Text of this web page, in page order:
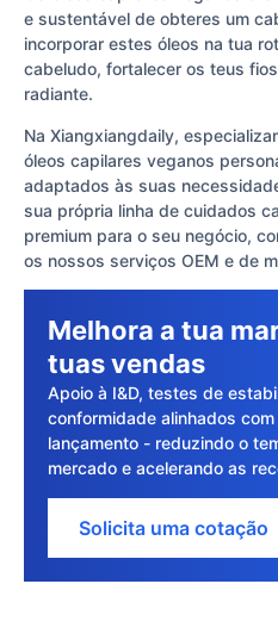
e sustentável de obteres um
incorporar estes óleos na tua
cabeludo, fortalecer os teus
radiante.
Na Xiangxiangdaily,
óleos capilares veganos
adaptados às suas
sua própria linha de cuidados
premium para o seu negócio,
os nossos serviços OEM e de
Melhora a tua
tuas vendas
Apoio à I&D, testes de
conformidade alinhados
lançamento - reduzindo o
mercado e acelerando as
Solicita uma cotação